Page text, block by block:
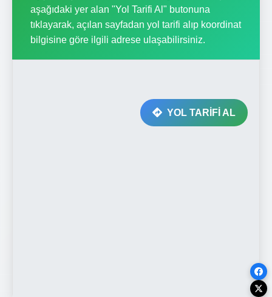
aşağıdaki yer alan "Yol Tarifi Al" butonuna
tıklayarak, açılan sayfadan yol tarifi alıp koordinat
bilgisine göre ilgili adrese ulaşabilirsiniz.
YOL TARİFİ AL